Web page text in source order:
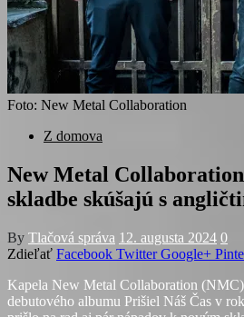
Foto: New Metal Collaboration
Z domova
New Metal
skladbe skúšajú s
By Tlačová správa 12. augusta 2024 0
Zdieľať Facebook Twitter Google+
Kapela New Metal Collaboration
debutového albumu Prišiel Náš Čas v